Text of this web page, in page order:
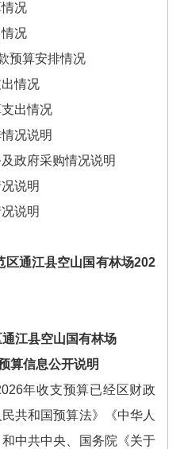
况
况
预算安排情况
情况
出情况
况说明
政府采购情况说明
说明
说明
区通江县空山国有林场202
江县空山国有林场
算信息公开说明
年收支预算已经区财政
共和国预算法》《中华人
中共中央、国务院《关于